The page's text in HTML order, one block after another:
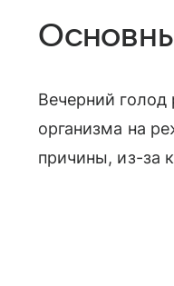
Вечерний голод
организма на
причины, из-за